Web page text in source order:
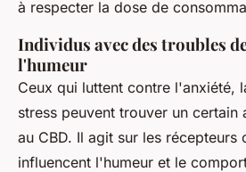
à respecter la dose de
Individus avec des troubles
l'humeur
Ceux qui luttent contre l'anxiété,
stress peuvent trouver un certain
au CBD. Il agit sur les récepteurs
influencent l'humeur et le